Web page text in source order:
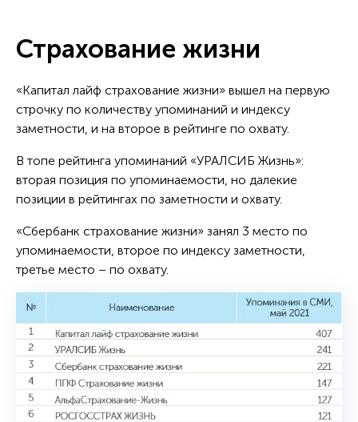
Страхование жизни
«Капитал лайф страхование жизни» вышел на первую
строчку по количеству упоминаний и индексу
заметности, и на второе в рейтинге по охвату.
В топе рейтинга упоминаний «УРАЛСИБ Жизнь»:
вторая позиция по упоминаемости, но далекие
позиции в рейтингах по заметности и охвату.
«Сбербанк страхование жизни» занял 3 место по
упоминаемости, второе по индексу заметности,
третье место – по охвату.